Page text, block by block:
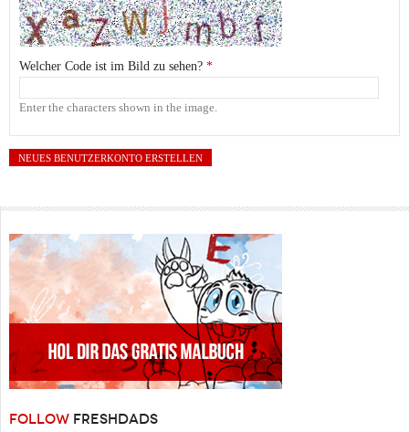
Welcher Code ist im Bild zu sehen? *
Enter the characters shown in the image.
FOLLOW FRESHDADS